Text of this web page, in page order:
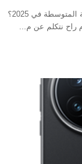
Tecno Camon 40 Pro 5G: هل هو أفضل هاتف بالفئة المتوسطة في 2025؟
راح نتكلم عن م...